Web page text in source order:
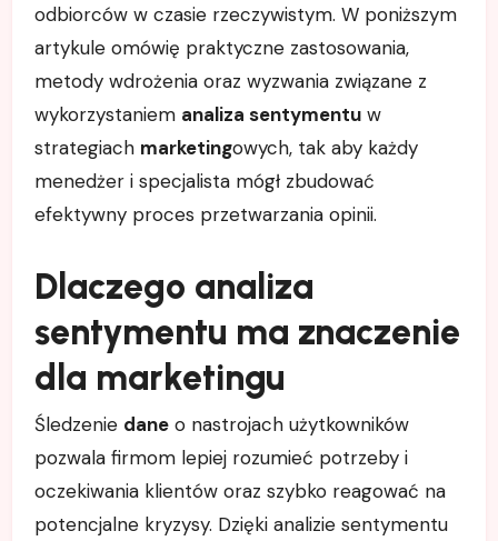
odbiorców w czasie rzeczywistym. W poniższym
artykule omówię praktyczne zastosowania,
metody wdrożenia oraz wyzwania związane z
wykorzystaniem analiza sentymentuw
strategiach marketingowych, tak aby każdy
menedżer i specjalista mógł zbudować
efektywny proces przetwarzania opinii.
Dlaczego analiza
sentymentu ma znaczenie
dla marketingu
Śledzenie daneo nastrojach użytkowników
pozwala firmom lepiej rozumieć potrzeby i
oczekiwania klientów oraz szybko reagować na
potencjalne kryzysy. Dzięki analizie sentymentu